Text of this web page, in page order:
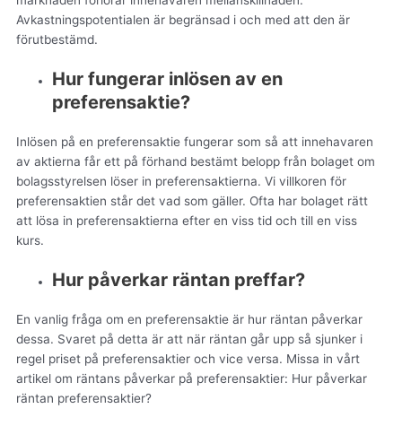
Avkastningspotentialen är begränsad i och med att den är
förutbestämd.
Hur fungerar inlösen av en
preferensaktie?
Inlösen på en preferensaktie fungerar som så att innehavaren
av aktierna får ett på förhand bestämt belopp från bolaget om
bolagsstyrelsen löser in preferensaktierna. Vi villkoren för
preferensaktien står det vad som gäller. Ofta har bolaget rätt
att lösa in preferensaktierna efter en viss tid och till en viss
kurs.
Hur påverkar räntan preffar?
En vanlig fråga om en preferensaktie är hur räntan påverkar
dessa. Svaret på detta är att när räntan går upp så sjunker i
regel priset på preferensaktier och vice versa. Missa in vårt
artikel om räntans påverkar på preferensaktier: Hur påverkar
räntan preferensaktier?